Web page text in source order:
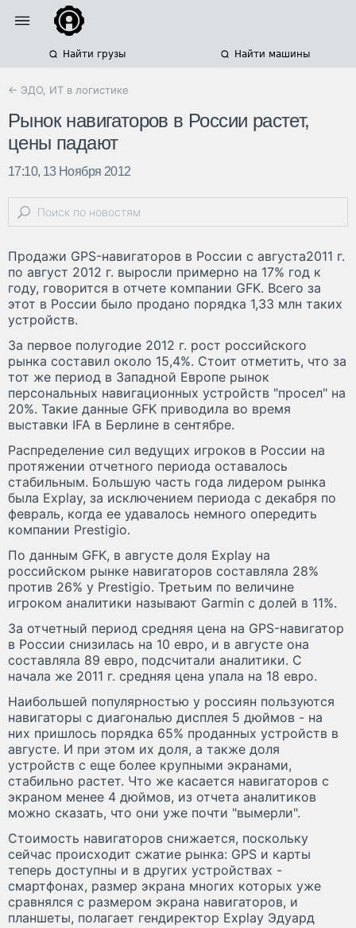
Найти грузы Найти машины
← ЭДО, ИТ в логистике
Рынок навигаторов в России растет,
цены падают
17:10, 13 Ноября 2012
Продажи GPS-навигаторов в России с августа2011 г.
по август 2012 г. выросли примерно на 17% год к
году, говорится в отчете компании GFK. Всего за
этот в России было продано порядка 1,33 млн таких
устройств.
За первое полугодие 2012 г. рост российского
рынка составил около 15,4%. Стоит отметить, что за
тот же период в Западной Европе рынок
персональных навигационных устройств "просел" на
20%. Такие данные GFK приводила во время
выставки IFA в Берлине в сентябре.
Распределение сил ведущих игроков в России на
протяжении отчетного периода оставалось
стабильным. Большую часть года лидером рынка
была Explay, за исключением периода с декабря по
февраль, когда ее удавалось немного опередить
компании Prestigio.
По данным GFK, в августе доля Explay на
российском рынке навигаторов составляла 28%
против 26% у Prestigio. Третьим по величине
игроком аналитики называют Garmin с долей в 11%.
За отчетный период средняя цена на GPS-навигатор
в России снизилась на 10 евро, и в августе она
составляла 89 евро, подсчитали аналитики. С
начала же 2011 г. средняя цена упала на 18 евро.
Наибольшей популярностью у россиян пользуются
навигаторы с диагональю дисплея 5 дюймов - на
них пришлось порядка 65% проданных устройств в
августе. И при этом их доля, а также доля
устройств с еще более крупными экранами,
стабильно растет. Что же касается навигаторов с
экраном менее 4 дюймов, из отчета аналитиков
можно сказать, что они уже почти "вымерли".
Стоимость навигаторов снижается, поскольку
сейчас происходит сжатие рынка: GPS и карты
теперь доступны и в других устройствах -
смартфонах, размер экрана многих которых уже
сравнялся с размером экрана навигаторов, и
планшеты, полагает гендиректор Explay Эдуард